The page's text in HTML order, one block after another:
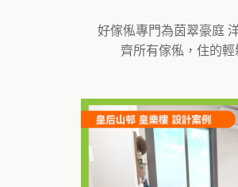
好傢俬專門為茵翠豪庭
齊所有傢俬，住的